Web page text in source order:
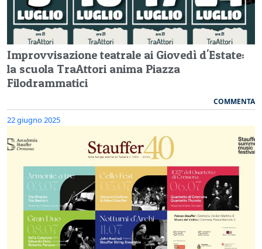
Improvvisazione teatrale ai Giovedì d'Estate:
la scuola TraAttori anima Piazza
Filodrammatici
COMMENTA
22 giugno 2025